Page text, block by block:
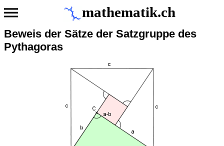
mathematik.ch
Beweis der Sätze der Satzgruppe des
Pythagoras